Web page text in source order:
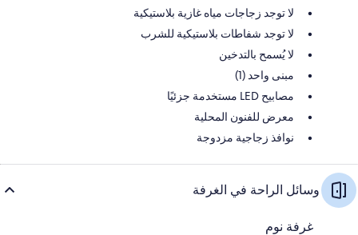
لا توجد زجاجات مياه غازية بلاستيكية
لا توجد شفاطات بلاستيكية للشرب
لا يُسمح بالتدخين
مبنى واحد (1)
مصابيح LED مستخدمة جزئيًا
معرض للفنون المحلية
نوافذ زجاجية مزدوجة
وسائل الراحة في الغرفة
غرفة نوم